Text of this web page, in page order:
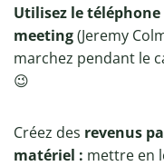
Utilisez le
meeting(Jeremy
marchez pendant le
😉
Créez des revenus
matériel : mettre en